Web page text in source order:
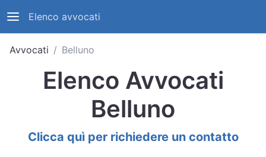
Elenco avvocati
Avvocati Belluno
Elenco Avvocati
Belluno
Clicca quì per richiedere un contatto